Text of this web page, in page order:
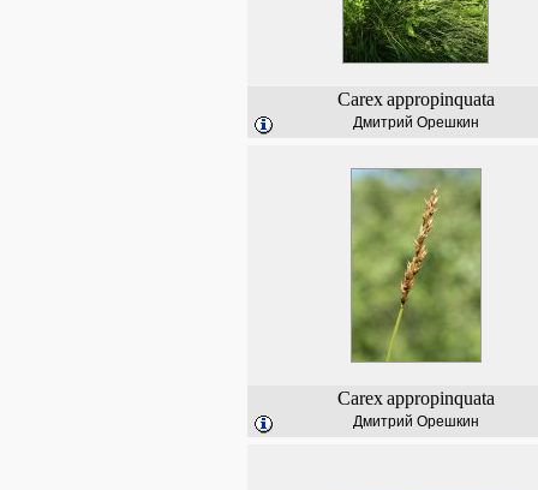
Carex appropinquata
Дмитрий Орешкин
Carex appropinquata
Дмитрий Орешкин